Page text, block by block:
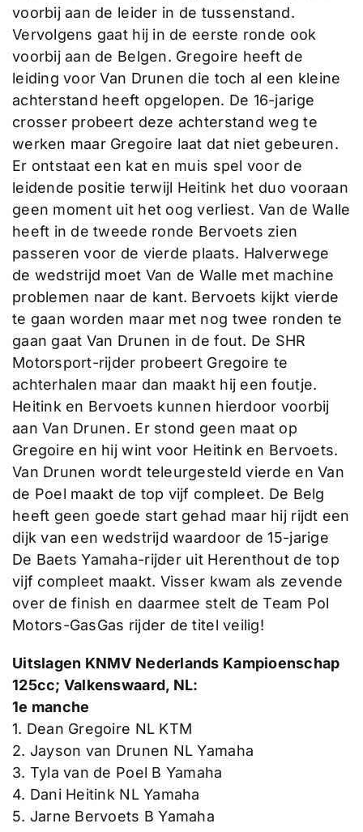
voorbij aan de leider in de tussenstand.
Vervolgens gaat hij in de eerste ronde ook
voorbij aan de Belgen. Gregoire heeft de
leiding voor Van Drunen die toch al een kleine
achterstand heeft opgelopen. De 16-jarige
crosser probeert deze achterstand weg te
werken maar Gregoire laat dat niet gebeuren.
Er ontstaat een kat en muis spel voor de
leidende positie terwijl Heitink het duo vooraan
geen moment uit het oog verliest. Van de Walle
heeft in de tweede ronde Bervoets zien
passeren voor de vierde plaats. Halverwege
de wedstrijd moet Van de Walle met machine
problemen naar de kant. Bervoets kijkt vierde
te gaan worden maar met nog twee ronden te
gaan gaat Van Drunen in de fout. De SHR
Motorsport-rijder probeert Gregoire te
achterhalen maar dan maakt hij een foutje.
Heitink en Bervoets kunnen hierdoor voorbij
aan Van Drunen. Er stond geen maat op
Gregoire en hij wint voor Heitink en Bervoets.
Van Drunen wordt teleurgesteld vierde en Van
de Poel maakt de top vijf compleet. De Belg
heeft geen goede start gehad maar hij rijdt een
dijk van een wedstrijd waardoor de 15-jarige
De Baets Yamaha-rijder uit Herenthout de top
vijf compleet maakt. Visser kwam als zevende
over de finish en daarmee stelt de Team Pol
Motors-GasGas rijder de titel veilig!
Uitslagen KNMV Nederlands Kampioenschap
125cc; Valkenswaard, NL:
1e manche
1. Dean Gregoire NL KTM
2. Jayson van Drunen NL Yamaha
3. Tyla van de Poel B Yamaha
4. Dani Heitink NL Yamaha
5. Jarne Bervoets B Yamaha